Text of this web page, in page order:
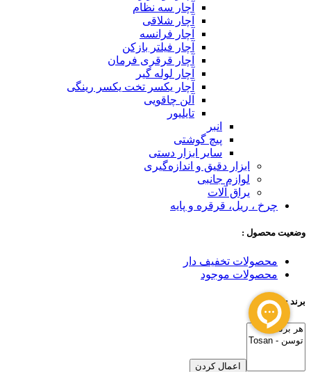
آچار سه نظام
آچار شلاقی
آچار فرانسه
آچار فیلتر بازکن
آچار قرقری فرمان
آچار لوله گیر
آچار یکسر تخت یکسر رینگی
آلن چاقویی
تایلیور
انبر
پیچ گوشتی
سایر ابزار دستی
ابزار دقیق و اندازه‌گیری
لوازم جانبی
یراق آلات
چرخ ، ریل، قرقره و پایه
وضعیت محصول :
محصولات تخفیف دار
محصولات موجود
برند :
اعمال کردن